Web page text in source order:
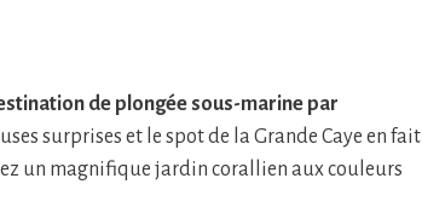
de plongée sous-marine par
surprises et le spot de la Grande Caye en fait
un magnifique jardin corallien aux couleurs